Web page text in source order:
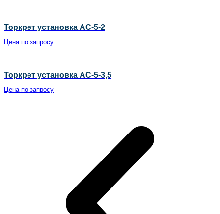
Торкрет установка АС-5-2
Цена по запросу
Торкрет установка АС-5-3,5
Цена по запросу